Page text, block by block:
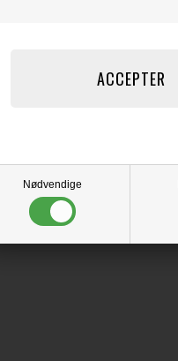
Nødvendige